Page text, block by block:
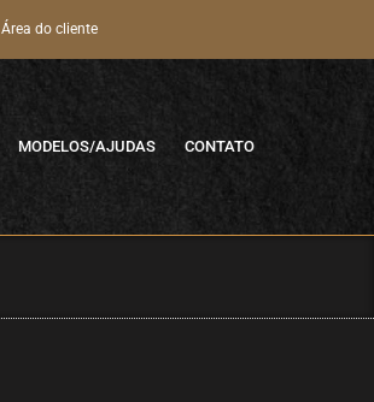
Área do cliente
MODELOS/AJUDAS CONTATO